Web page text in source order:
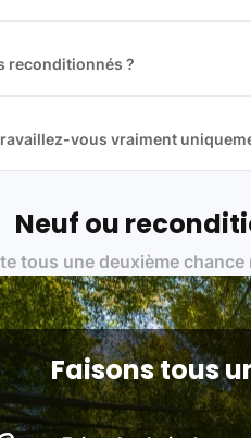
reconditionnés ?
vous vraiment
de nos partenaires :
selon des standards
RoHS, et du référentiel
Neuf ou
tous une deuxième
Faisons tous